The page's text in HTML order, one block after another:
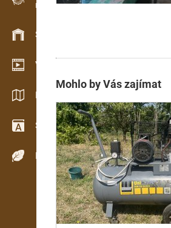
Evidence dřeva v terénu
Skladové hospodářství
Video showroom
Katalogy / Brožury
Slovník
Dřeviny
Mohlo by Vás zajímat